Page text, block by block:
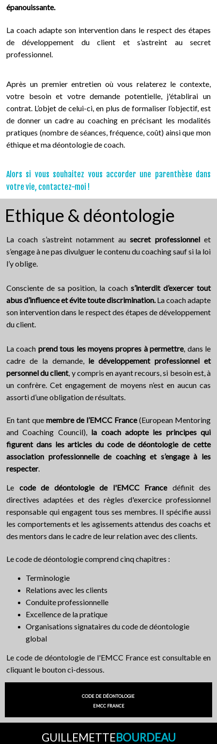
épanouissante.
La coach adapte son intervention dans le respect des étapes
de développement du client et s’astreint au secret
professionnel.
Après un premier entretien où vous relaterez le contexte,
votre besoin et votre demande potentielle, j'établirai un
contrat. L’objet de celui-ci, en plus de formaliser l’objectif, est
de donner un cadre au coaching en précisant les modalités
pratiques (nombre de séances, fréquence, coût) ainsi que mon
éthique et ma déontologie de coach.
Alors si vous souhaitez vous accorder une parenthèse dans
votre vie, contactez-moi !
Ethique & déontologie
La coach s’astreint notamment ausecret professionnelet
s’engage à ne pas divulguer le contenu du coaching sauf si la loi
l’y oblige.
Consciente de sa position, la coach s’interdit d’exercer tout
abus d’influence et évite toute discrimination.La coach adapte
son intervention dans le respect des étapes de développement
du client.
La coach prend tous les moyens propres à permettre, dans le
cadre de la demande, le développement professionnel et
personnel du client, y compris en ayant recours, si besoin est, à
un confrère. Cet engagement de moyens n’est en aucun cas
assorti d’une obligation de résultats.
En tant que membre de l’EMCC France(European Mentoring
and Coaching Council), la coach adopte les principes qui
figurent dans les articles du code de déontologie de cette
association professionnelle de coaching et s’engage à les
respecter.
Le code de déontologie de l'EMCC Francedéfinit des
directives adaptées et des règles d'exercice professionnel
responsable qui engagent tous ses membres. Il spécifie aussi
les comportements et les agissements attendus des coachs et
des mentors dans le cadre de leur relation avec des clients.
Le code de déontologie comprend cinq chapitres :
Terminologie
Relations avec les clients
Conduite professionnelle
Excellence de la pratique
Organisations signataires du code de déontologie
global
Le code de déontologie de l'EMCC France est consultable en
cliquant le bouton ci-dessous.
CODE DE DÉONTOLOGIE
EMCC FRANCE
GUILLEMETTE BOURDEAU